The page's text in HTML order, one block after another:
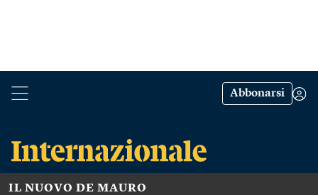
Abbonarsi
IL NUOVO DE MAURO